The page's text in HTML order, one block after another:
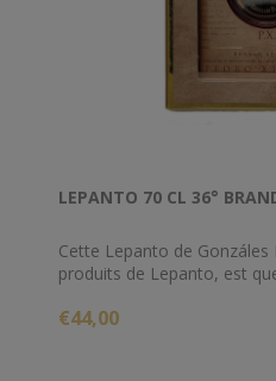
LEPANTO 70 CL 36°
Cette Lepanto de
produits de Lepanto, est
Lépante, la flotte ottomane
€44,00